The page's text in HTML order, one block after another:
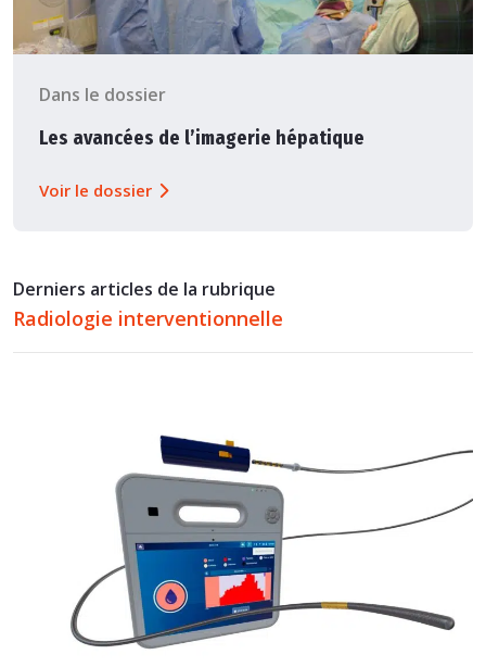
Dans le dossier
Les avancées de l’imagerie hépatique
Voir le dossier
Derniers articles de la rubrique
Radiologie interventionnelle